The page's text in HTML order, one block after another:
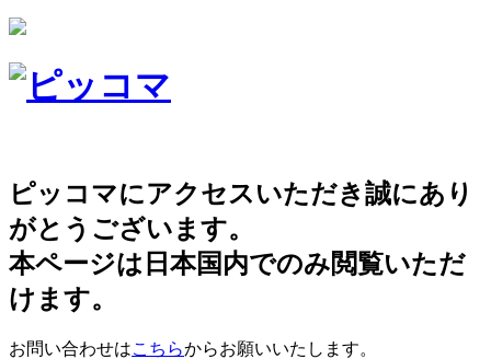
ピッコマにアクセスいただき誠にあり
がとうございます。
本ページは日本国内でのみ閲覧いただ
けます。
お問い合わせはこちらからお願いいたします。